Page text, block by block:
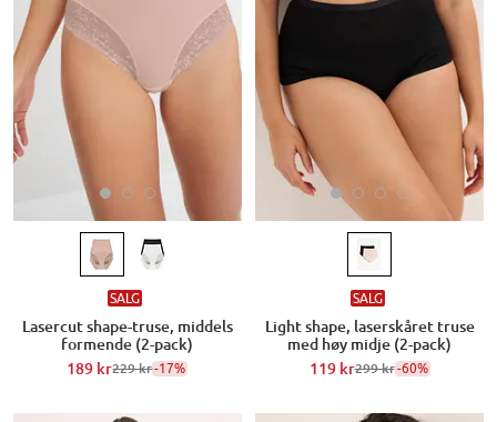
SALG
Lasercut shape-truse, middels
formende (2-pack)
189 kr229 kr-17%
SALG
Light shape, laserskåret truse
med høy midje (2-pack)
119 kr299 kr-60%